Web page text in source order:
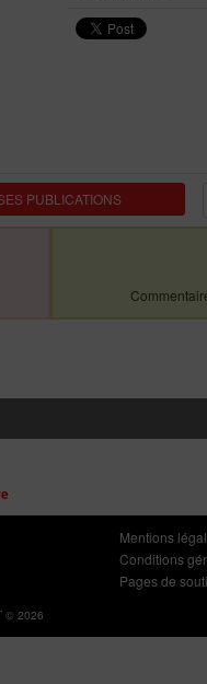
PUBLICATIONS
Mentions
Conditions
Pages de
© 2026